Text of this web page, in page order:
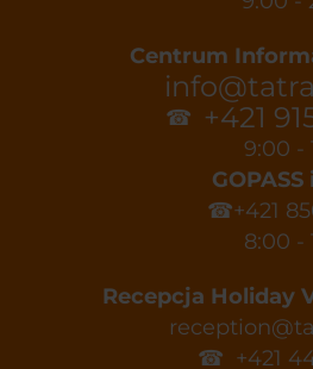
Centrum
☎ +421
9:00 -
☎+421
8:00 -
Recepcja Holiday
☎ +421 44